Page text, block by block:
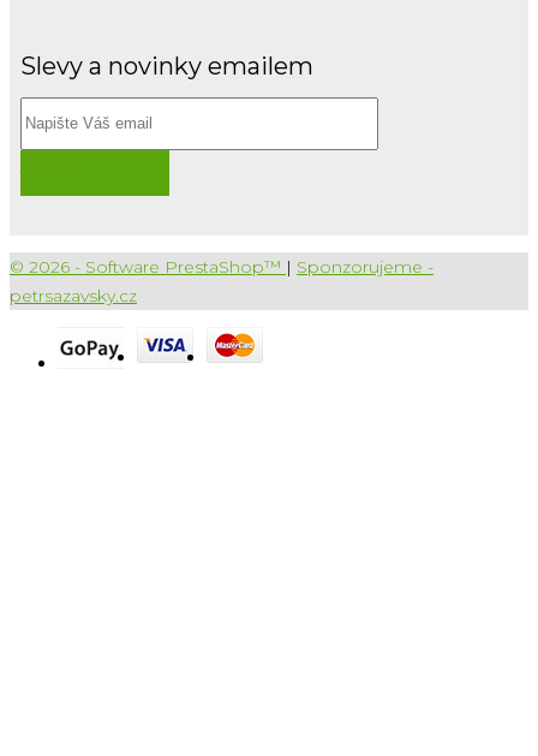
Slevy a novinky emailem
© 2026 - Software PrestaShop™ | Sponzorujeme -
petrsazavsky.cz